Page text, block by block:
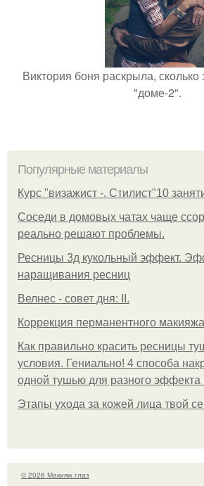
Виктория боня раскрыла,
"доме-2".
Популярные материалы
Курс "визажист -. Стилист"10
Соседи в домовых чатах чаще
реально решают проблемы.
Ресницы 3д кукольный эффект.
наращивания ресниц
Велнес - совет дня: II.
Коррекция перманентного
Как правильно красить ресницы
условия. Гениально! 4 способа
одной тушью для разного эффекта
Этапы ухода за кожей лица твой
© 2026 Макияж глаз